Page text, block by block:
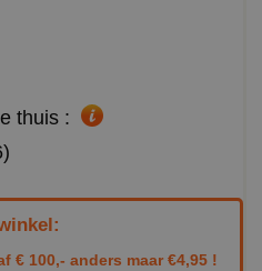
thuis :
€ 100,- anders maar €4,95 !